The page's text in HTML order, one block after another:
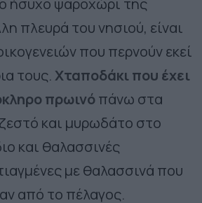
πλευρά του νησιού, είναι
που περνούν εκεί
τους. Χταποδάκι που έχει
πρωινόπάνω στα
και μυρωδάτο στο
και θαλασσινές
με θαλασσινά που
από το πέλαγος.